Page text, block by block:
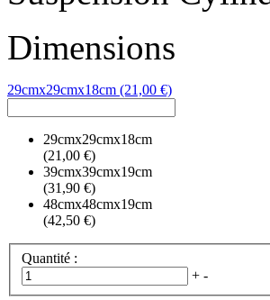
Dimensions
29cmx29cmx18cm (21,00 €)
29cmx29cmx18cm
(21,00 €)
39cmx39cmx19cm
(31,90 €)
48cmx48cmx19cm
(42,50 €)
Quantité :
+ -